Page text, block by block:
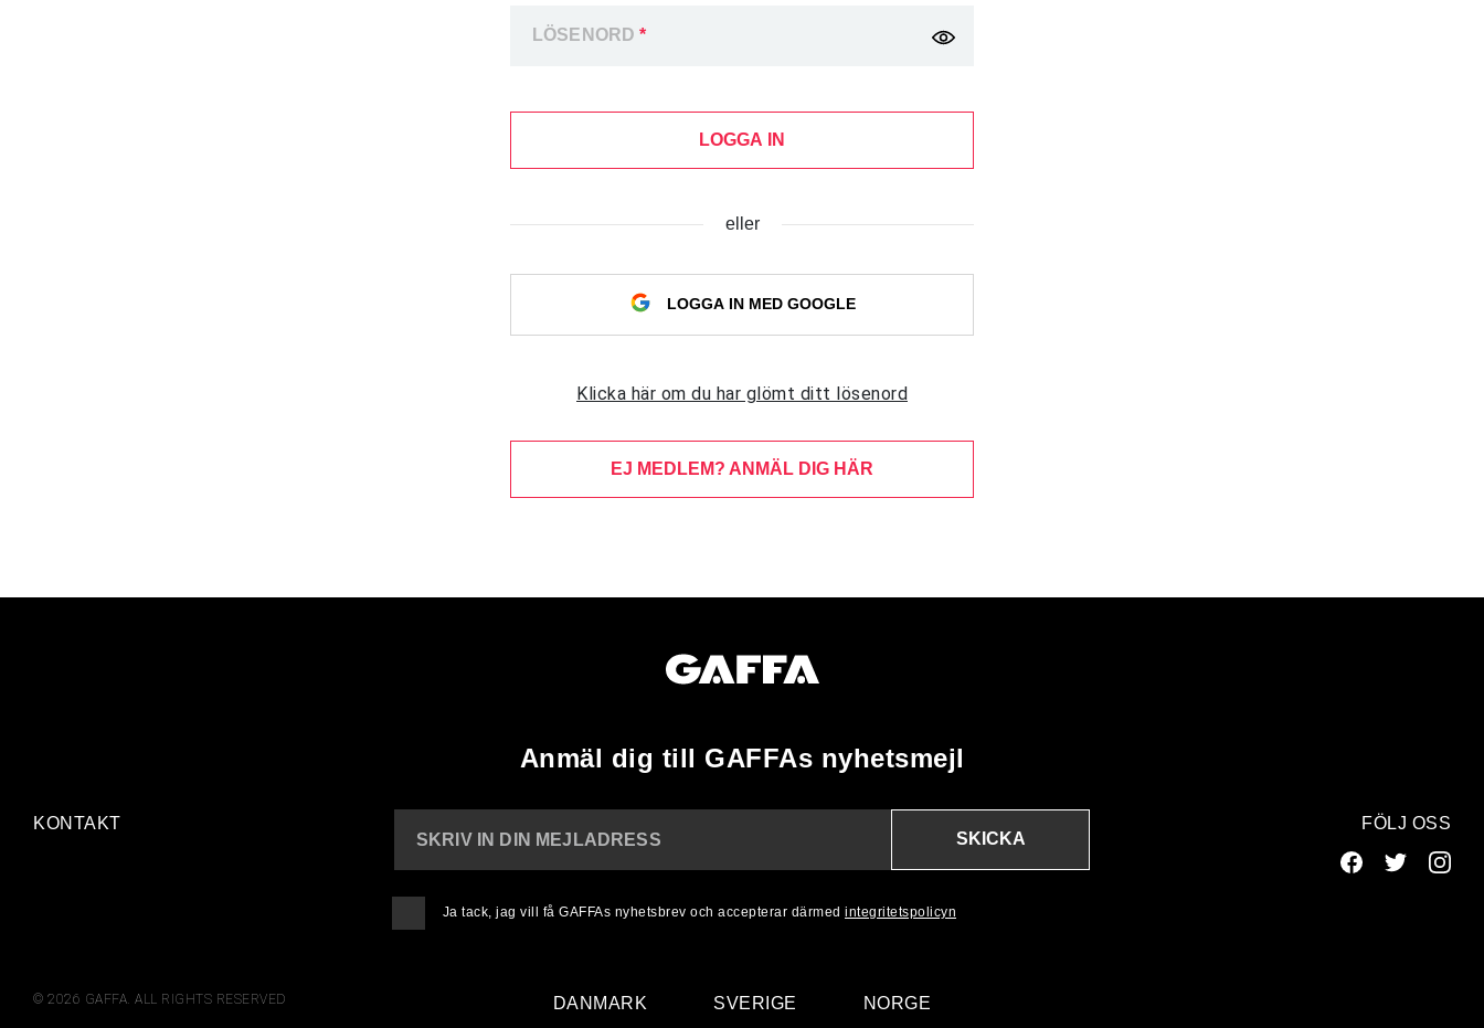
LÖSENORD*
LOGGA IN
eller
LOGGA IN MED GOOGLE
Klicka här om du har glömt ditt lösenord
EJ MEDLEM? ANMÄL DIG HÄR
Anmäl dig till GAFFAs nyhetsmejl
KONTAKT
SKRIV IN DIN MEJLADRESS
SKICKA
Ja tack, jag vill få GAFFAs nyhetsbrev och accepterar därmed integritetspolicyn
FÖLJ OSS
© 2026 GAFFA. ALL RIGHTS RESERVED DANMARK SVERIGE NORGE